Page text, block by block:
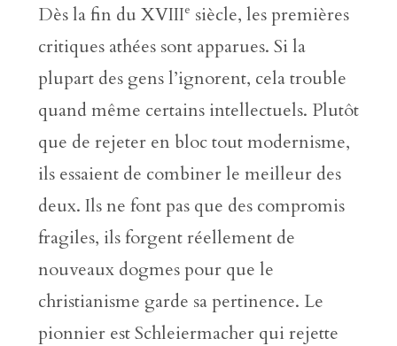
Dès la fin du XVIIIe siècle, les premières
critiques athées sont apparues. Si la
plupart des gens l’ignorent, cela trouble
quand même certains intellectuels. Plutôt
que de rejeter en bloc tout modernisme,
ils essaient de combiner le meilleur des
deux. Ils ne font pas que des compromis
fragiles, ils forgent réellement de
nouveaux dogmes pour que le
christianisme garde sa pertinence. Le
pionnier est Schleiermacher qui rejette